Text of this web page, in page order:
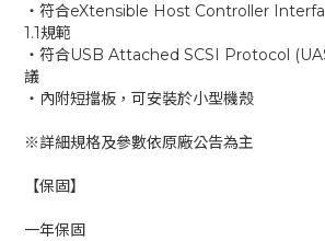
‧符合eXtensible Host Controller
1.1規範
‧符合USB Attached SCSI Protocol
議
‧內附短擋板，可安裝於小型機殼
※詳細規格及參數依原廠公告為主
【保固】
一年保固